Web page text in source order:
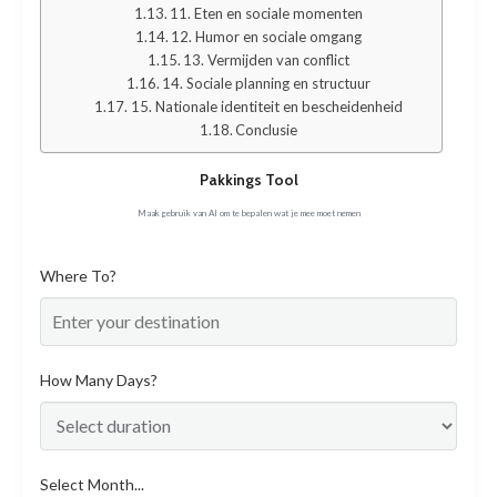
11. Eten en sociale momenten
12. Humor en sociale omgang
13. Vermijden van conflict
14. Sociale planning en structuur
15. Nationale identiteit en bescheidenheid
Conclusie
Pakkings Tool
Maak gebruik van AI om te bepalen wat je mee moet nemen
Where To?
How Many Days?
Select Month...